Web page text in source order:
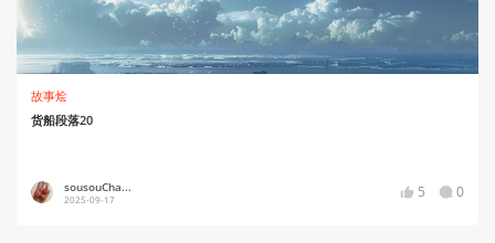
故事烩
货船段落20
sousouCha...
2025-09-17 5 0